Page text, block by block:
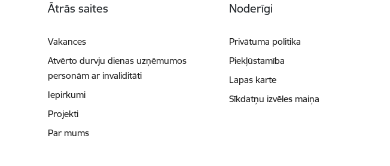
Ātrās saites
Vakances
Atvērto durvju dienas uzņēmumos
personām ar invaliditāti
Iepirkumi
Projekti
Par mums
Noderīgi
Privātuma politika
Piekļūstamība
Lapas karte
Sīkdatņu izvēles maiņa